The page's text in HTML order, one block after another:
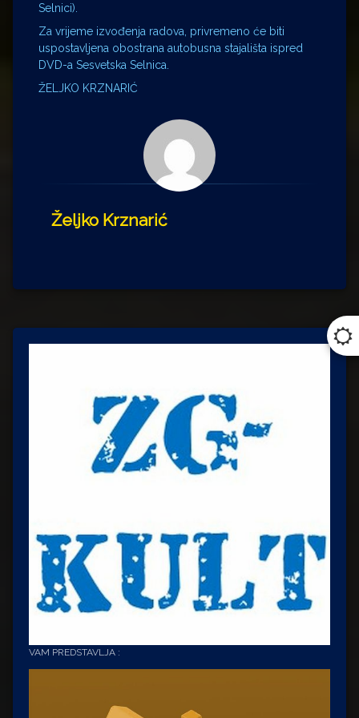
Selnici).
Za vrijeme izvođenja radova, privremeno će biti
uspostavljena obostrana autobusna stajališta ispred
DVD-a Sesvetska Selnica.
ŽELJKO KRZNARIĆ
Željko Krznarić
VAM PREDSTAVLJA :